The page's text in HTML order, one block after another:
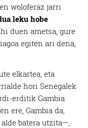
woloferaz jarri
leku hobe
duen ametsa, gure
egiten ari dena,
elkartea, eta
hori Senegalek
erditik Gambia
ere, Gambia da,
batera utzita—,